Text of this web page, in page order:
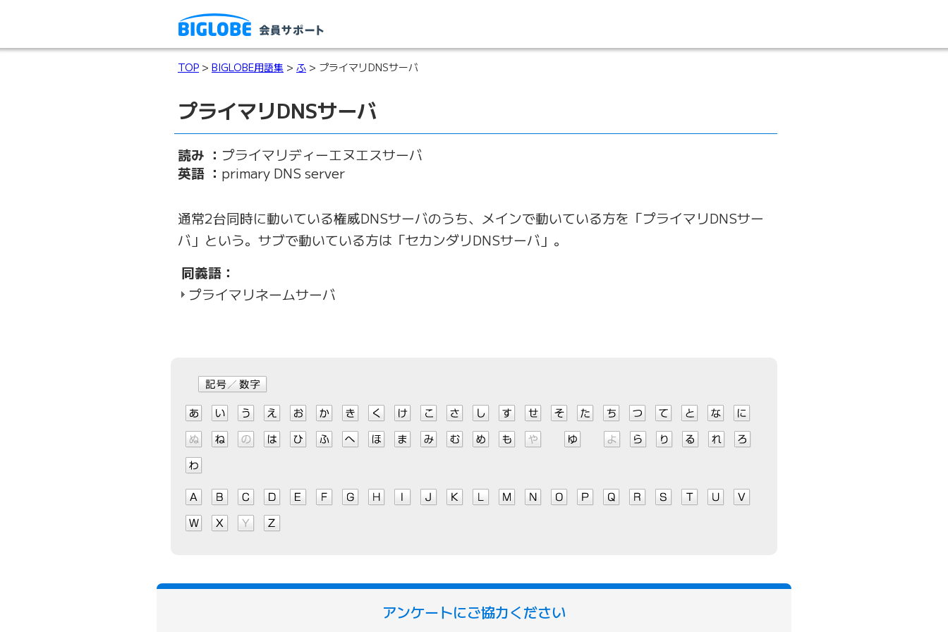
TOP > BIGLOBE用語集 > ふ > プライマリDNSサーバ
プライマリDNSサーバ
読み ： プライマリディーエヌエスサーバ
英語 ： primary DNS server
通常2台同時に動いている権威DNSサーバのうち、メインで動いている方を「プライマリDNSサー
バ」という。サブで動いている方は「セカンダリDNSサーバ」。
同義語：
プライマリネームサーバ
アンケートにご協力ください